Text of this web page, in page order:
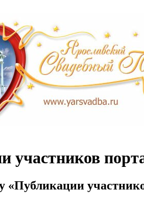
участников
«Публикации